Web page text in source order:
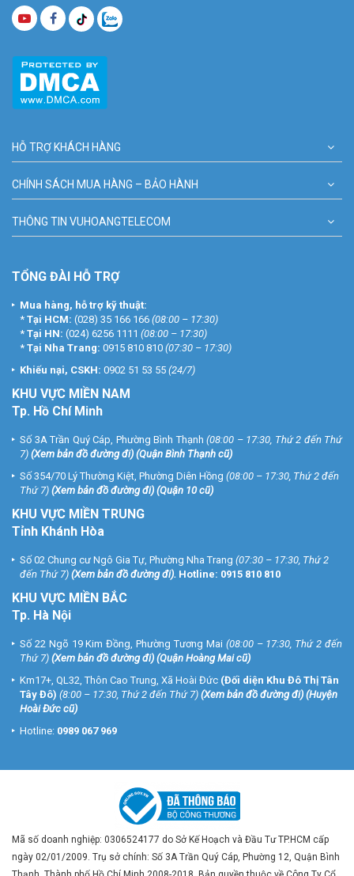
HỖ TRỢ KHÁCH HÀNG
CHÍNH SÁCH MUA HÀNG – BẢO HÀNH
THÔNG TIN VUHOANGTELECOM
TỔNG ĐÀI HỖ TRỢ
Mua hàng, hỗ trợ kỹ thuật:
* Tại HCM: (028) 35 166 166 (08:00 – 17:30)
* Tại HN: (024) 6256 1111 (08:00 – 17:30)
* Tại Nha Trang: 0915 810 810 (07:30 – 17:30)
Khiếu nại, CSKH: 0902 51 53 55 (24/7)
KHU VỰC MIỀN NAM
Tp. Hồ Chí Minh
Số 3A Trần Quý Cáp, Phường Bình Thạnh (08:00 – 17:30, Thứ 2 đến Thứ
7) (Xem bản đồ đường đi) (Quận Bình Thạnh cũ)
Số 354/70 Lý Thường Kiệt, Phường Diên Hồng (08:00 – 17:30, Thứ 2 đến
Thứ 7) (Xem bản đồ đường đi) (Quận 10 cũ)
KHU VỰC MIỀN TRUNG
Tỉnh Khánh Hòa
Số 02 Chung cư Ngô Gia Tự, Phường Nha Trang (07:30 – 17:30, Thứ 2
đến Thứ 7) (Xem bản đồ đường đi). Hotline: 0915 810 810
KHU VỰC MIỀN BẮC
Tp. Hà Nội
Số 22 Ngõ 19 Kim Đồng, Phường Tương Mai (08:00 – 17:30, Thứ 2 đến
Thứ 7) (Xem bản đồ đường đi) (Quận Hoàng Mai cũ)
Km17+, QL32, Thôn Cao Trung, Xã Hoài Đức (Đối diện Khu Đô Thị Tân
Tây Đô) (8:00 – 17:30, Thứ 2 đến Thứ 7) (Xem bản đồ đường đi) (Huyện
Hoài Đức cũ)
Hotline: 0989 067 969
Mã số doanh nghiệp: 0306524177 do Sở Kế Hoạch và Đầu Tư TP.HCM cấp
ngày 02/01/2009. Trụ sở chính: Số 3A Trần Quý Cáp, Phường 12, Quận Bình